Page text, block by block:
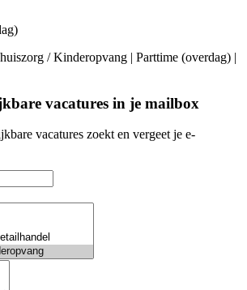
/ Kinderopvang | Parttime (overdag) |
vacatures in je mailbox
vacatures zoekt en vergeet je e-